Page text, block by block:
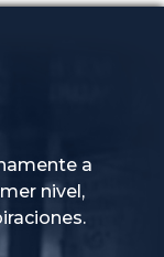
a
nivel,